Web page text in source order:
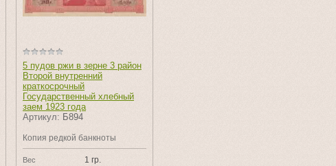
5 пудов ржи в зерне 3 район
Второй внутренний
краткосрочный
Государственный хлебный
заем 1923 года
Артикул: Б894
Копия редкой банкноты
Вес 1 гр.